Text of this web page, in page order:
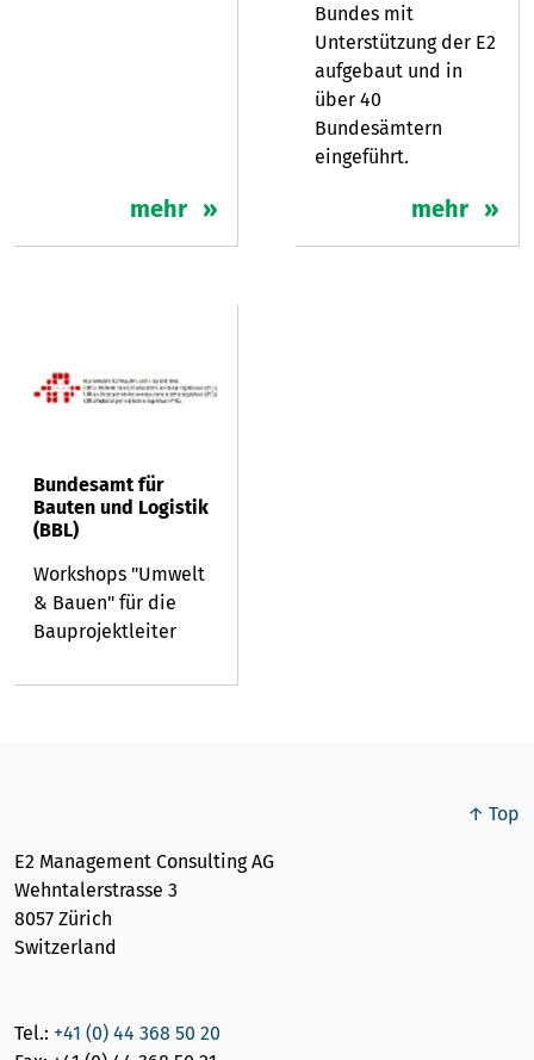
mehr
Bundes mit
Unterstützung der E2
aufgebaut und in
über 40
Bundesämtern
eingeführt.
mehr
Bundesamt für
Bauten und Logistik
(BBL)
Workshops "Umwelt
& Bauen" für die
Bauprojektleiter
↑ Top
E2 Management Consulting AG
Wehntalerstrasse 3
8057 Zürich
Switzerland
Tel.: +41 (0) 44 368 50 20